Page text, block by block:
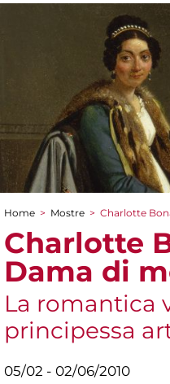
Tu sei qui
Home > Mostre > Charlotte
Charlotte
Dama di
La romantica
principessa
05/02 - 02/06/2010